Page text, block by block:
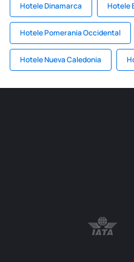
Hotele Dinamarca Hotele
Hotele Pomerania Occidental
Hotele Nueva Caledonia